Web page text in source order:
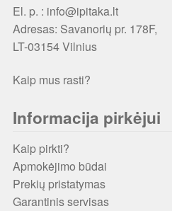
El. p. : info@ipitaka.lt
Adresas: Savanorių pr. 178F,
LT-03154 Vilnius
Kaip mus rasti?
Informacija pirkėjui
Kaip pirkti?
Apmokėjimo būdai
Prekių pristatymas
Garantinis servisas